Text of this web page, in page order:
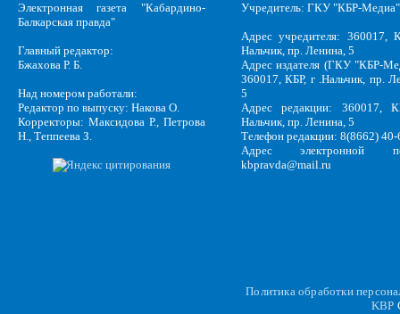
Электронная газета "Кабардино-
Балкарская правда"
Главный редактор:
Бжахова Р. Б.
Над номером работали:
Редактор по выпуску: Накова О.
Корректоры: Максидова Р., Петрова
Н., Теппеева З.
Учредитель: ГКУ "КБР-Медиа"
Адрес учредителя: 360017,
Нальчик, пр. Ленина, 5
Адрес издателя (ГКУ "КБР-
360017, КБР, г .Нальчик, пр.
5
Адрес редакции: 360017,
Нальчик, пр. Ленина, 5
Телефон редакции: 8(8662)
Адрес электронной
kbpravda@mail.ru
Политика обработки
KBP